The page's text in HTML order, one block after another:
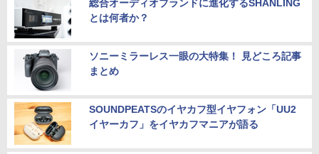
総合オーディオブランドに進化するSHANLING
とは何者か？
ソニーミラーレス一眼の大特集！ 見どころ記事
まとめ
SOUNDPEATSのイヤカフ型イヤフォン「UU2
イヤーカフ」をイヤカフマニアが語る